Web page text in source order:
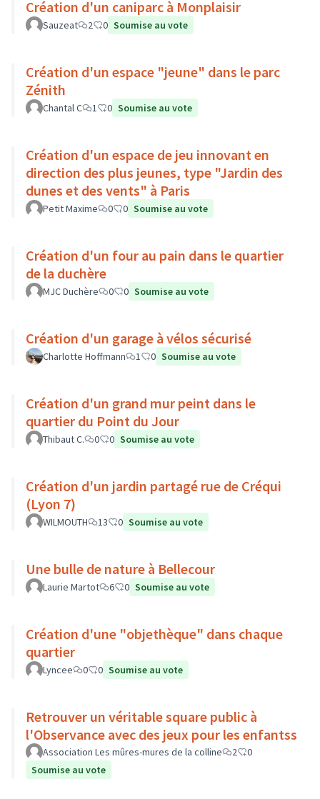
Création d'un caniparc à Monplaisir
Sauzeat 2 0 Soumise au vote
Création d'un espace "jeune" dans le parc
Zénith
Chantal C 1 0 Soumise au vote
Création d'un espace de jeu innovant en
direction des plus jeunes, type "Jardin des
dunes et des vents" à Paris
Petit Maxime 0 0 Soumise au vote
Création d'un four au pain dans le quartier
de la duchère
MJC Duchère 0 0 Soumise au vote
Création d'un garage à vélos sécurisé
Charlotte Hoffmann 1 0 Soumise au vote
Création d'un grand mur peint dans le
quartier du Point du Jour
Thibaut C. 0 0 Soumise au vote
Création d'un jardin partagé rue de Créqui
(Lyon 7)
WILMOUTH 13 0 Soumise au vote
Une bulle de nature à Bellecour
Laurie Martot 6 0 Soumise au vote
Création d'une "objethèque" dans chaque
quartier
Lyncee 0 0 Soumise au vote
Retrouver un véritable square public à
l'Observance avec des jeux pour les enfantss
Association Les mûres-mures de la colline 2
0
Soumise au vote